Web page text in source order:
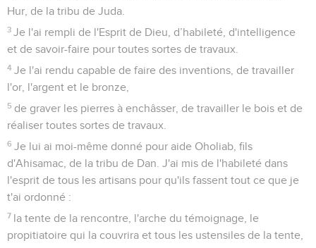
Hur, de la tribu de Juda.
3 Je l'ai rempli de l'Esprit de Dieu, d’habileté, d'intelligence
et de savoir-faire pour toutes sortes de travaux.
4 Je l'ai rendu capable de faire des inventions, de travailler
l'or, l'argent et le bronze,
5 de graver les pierres à enchâsser, de travailler le bois et de
réaliser toutes sortes de travaux.
6 Je lui ai moi-même donné pour aide Oholiab, fils
d'Ahisamac, de la tribu de Dan. J'ai mis de l'habileté dans
l'esprit de tous les artisans pour qu'ils fassent tout ce que je
t'ai ordonné :
7 la tente de la rencontre, l'arche du témoignage, le
propitiatoire qui la couvrira et tous les ustensiles de la tente,